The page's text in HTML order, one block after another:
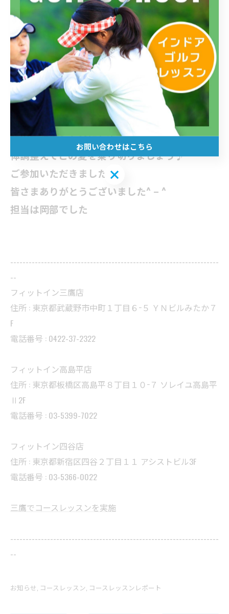
スコアを伺ったら皆さま90前後！
ベストスコアも出された方もいらっしゃいまし
た^ – ^
プレーがスムーズにいくはずです^ – ^
皆さま無事に上がられてよかったです^ – ^
まだまだ暑さは続きますが
熱中症対策を万全にして
体調整えてこの夏を乗り切りましょう♪
ご参加いただきました
皆さまありがとうございました^ – ^
担当は岡部でした
--------------------------------------------------------------------
--
フィットイン三鷹店
住所 : 東京都武蔵野市中町１丁目６−５ ＹＮビルみたか７
F
電話番号 : 0422-37-2322
フィットイン高島平店
住所 : 東京都板橋区高島平８丁目１０−７ ソレイユ高島平
Ⅱ2F
電話番号 : 03-5399-7022
フィットイン四谷店
住所 : 東京都新宿区四谷２丁目１１ アシストビル3F
電話番号 : 03-5366-0022
三鷹でコースレッスンを実施
--------------------------------------------------------------------
--
お知らせ コースレッスン コースレッスンレポート
お問い合わせはこちら
お問い合わせはこちら